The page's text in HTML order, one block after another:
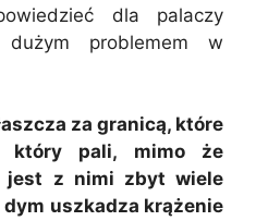
dla palaczy
problemem w
za granicą, które
który pali, mimo że
jest z nimi zbyt wiele
uszkadza krążenie